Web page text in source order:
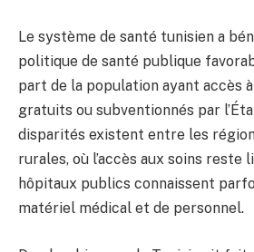
Le système de santé tunisien a
politique de santé publique
part de la population ayant accès
gratuits ou subventionnés par
disparités existent entre les
rurales, où l’accès aux soins reste
hôpitaux publics connaissent
matériel médical et de personnel.